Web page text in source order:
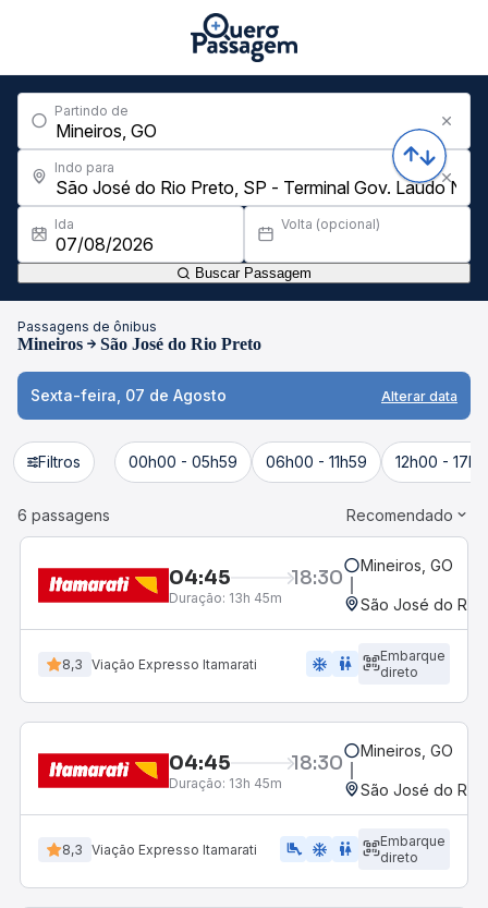
Partindo de
Indo para
Ida Volta (opcional)
Buscar Passagem
Passagens de ônibus
Mineiros São José do Rio Preto
Sexta-feira, 07 de Agosto Alterar data
Filtros 00h00 - 05h59 06h00 - 11h59 12h00 -
6 passagens Recomendado
04:45 18:30
Duração: 13h 45m
Mineiros, GO
São José do Rio
8,3 Viação Expresso Itamarati ac_unit wc
Embarque
direto
04:45 18:30
Duração: 13h 45m
Mineiros, GO
São José do Rio
8,3 Viação Expresso Itamarati airline_seat_legroom_extra ac_unit wc
Embarque
direto